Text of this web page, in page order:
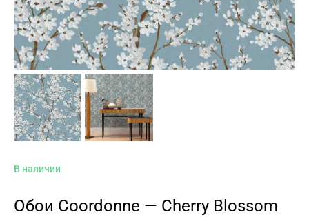
В наличии
Обои Coordonne — Cherry Blossom